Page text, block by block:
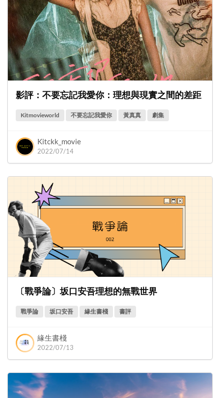
影評：不要忘記我愛你：理想與現實之間的差距
Kitmovieworld 不要忘記我愛你 黃真真 劇集
Kitckk_movie
2022/07/14
〔戰爭論〕坂口安吾理想的無戰世界
戰爭論 坂口安吾 緣生書棧 書評
緣生書棧
2022/07/13